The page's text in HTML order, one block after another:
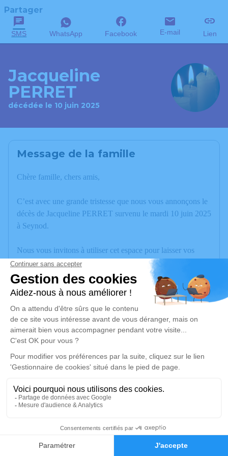
Faire-part Hommages
Partager
SMS WhatsApp Facebook E-mail Lien
Jacqueline
PERRET
décédée le 10 juin 2025
Message de la famille
Chère famille, chers amis,
C’est avec une grande tristesse que nous vous annonçons le
décès de Jacqueline PERRET survenu le mardi 10 juin 2025
à Seynod.
Nous vous invitons à utiliser cet espace pour laisser vos
condoléances, partager des photos souvenirs, une anecdote
ou exprimer vos pensées à travers des poèmes ou des textes.
Cet endroit est un lieu d'expression dédié à honorer la
Un service de plantation d’arbre hommage est
disponible ici.
Je rends hommage
Cérémonie
mardi 17 juin 2025 à 10h00
74000 Annecy